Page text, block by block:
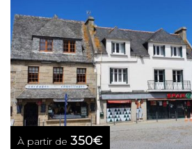
À partir de 350€